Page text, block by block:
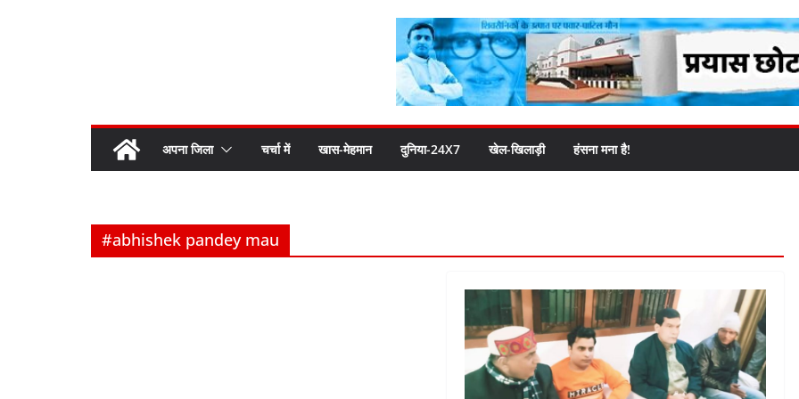
अपना जिला चर्चा में खास-मेहमान दुनिया-24X7 खेल-खिलाड़ी हंसना मना है!
#abhishek pandey mau